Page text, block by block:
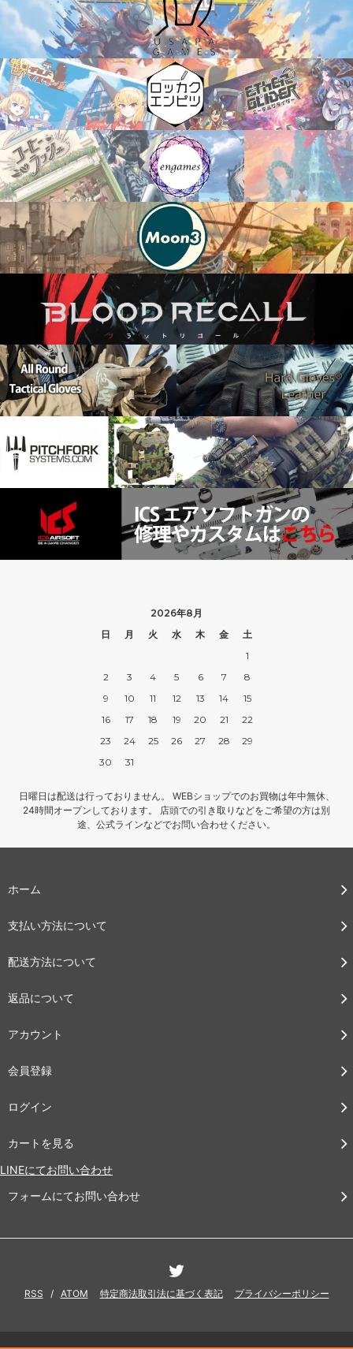
2026年8月
日
月 火 水 木 金
土
1
2
3 4 5 6 7
8
9
10 11 12 13 14
15
16
17 18 19 20 21
22
23
24 25 26 27 28
29
30
31
日曜日は配送は行っておりません。 WEBショップでのお買物は年中無休、
24時間オープンしております。 店頭での引き取りなどをご希望の方は別
途、公式ラインなどでお問い合わせください。
ホーム
支払い方法について
配送方法について
返品について
アカウント
会員登録
ログイン
カートを見る
LINEにてお問い合わせ
フォームにてお問い合わせ
RSS / ATOM 特定商法取引法に基づく表記 プライバシーポリシー